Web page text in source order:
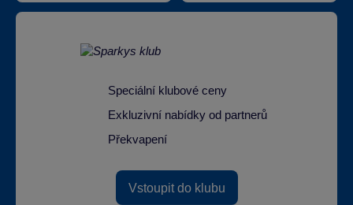
Speciální klubové ceny
Exkluzivní nabídky od partnerů
Překvapení
Vstoupit do klubu